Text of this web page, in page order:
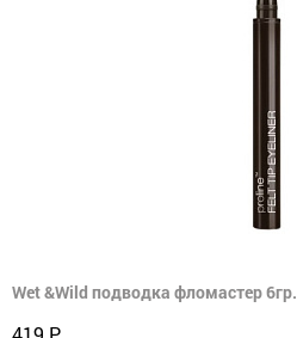
Wet &Wild подводка фломастер 6гр.